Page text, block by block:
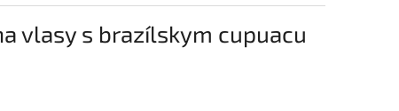
vlasy s brazílskym cupuacu